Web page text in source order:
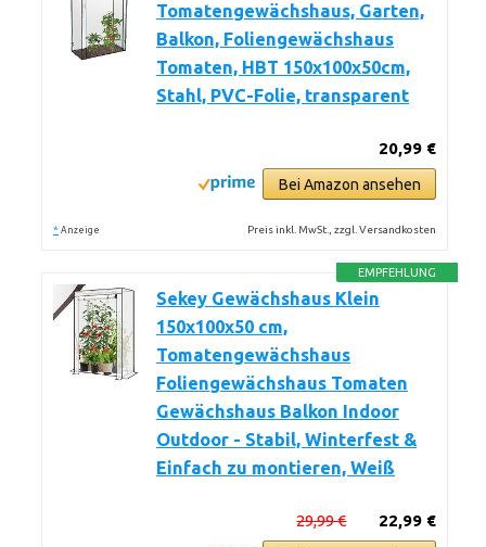
Tomatengewächshaus, Garten,
Balkon, Foliengewächshaus
Tomaten, HBT 150x100x50cm,
Stahl, PVC-Folie, transparent
20,99 €
Bei Amazon ansehen
* Anzeige Preis inkl. MwSt., zzgl. Versandkosten
EMPFEHLUNG
Sekey Gewächshaus Klein
150x100x50 cm,
Tomatengewächshaus
Foliengewächshaus Tomaten
Gewächshaus Balkon Indoor
Outdoor - Stabil, Winterfest &
Einfach zu montieren, Weiß
22,99 €
29,99 €